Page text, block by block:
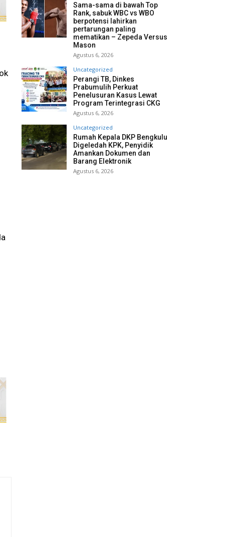
Sama-sama di bawah Top
Rank, sabuk WBC vs WBO
berpotensi lahirkan
pertarungan paling
mematikan – Zepeda Versus
Mason
Agustus 6, 2026
Uncategorized
Perangi TB, Dinkes
Prabumulih Perkuat
Penelusuran Kasus Lewat
Program Terintegrasi CKG
Agustus 6, 2026
Uncategorized
Rumah Kepala DKP Bengkulu
Digeledah KPK, Penyidik
Amankan Dokumen dan
Barang Elektronik
Agustus 6, 2026